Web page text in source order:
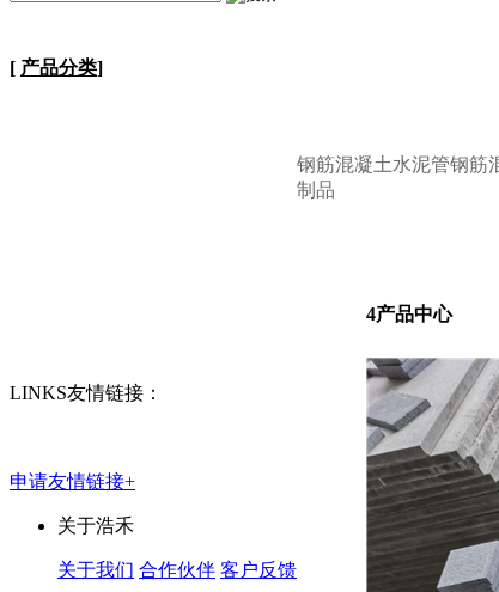
[ 产品分类]
钢筋混凝土水泥管钢筋
制品
4产品中心
LINKS友情链接：
申请友情链接+
关于浩禾
关于我们 合作伙伴 客户反馈